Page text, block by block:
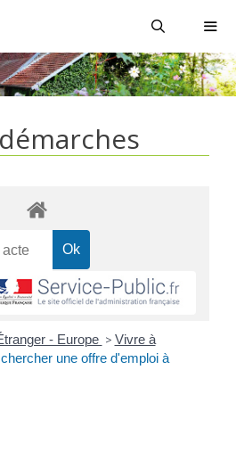
- Europe > Vivre à
une offre d'emploi à